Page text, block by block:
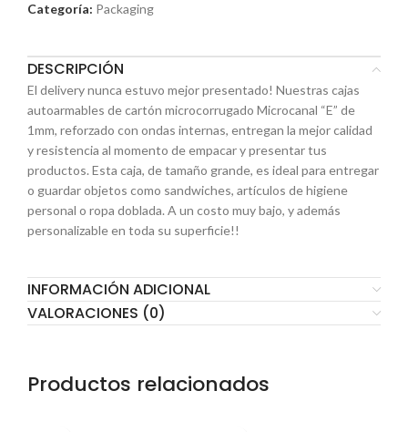
Categoría: Packaging
DESCRIPCIÓN
El delivery nunca estuvo mejor presentado! Nuestras cajas
autoarmables de cartón microcorrugado Microcanal “E” de
1mm, reforzado con ondas internas, entregan la mejor calidad
y resistencia al momento de empacar y presentar tus
productos. Esta caja, de tamaño grande, es ideal para entregar
o guardar objetos como sandwiches, artículos de higiene
personal o ropa doblada. A un costo muy bajo, y además
personalizable en toda su superficie!!
INFORMACIÓN ADICIONAL
VALORACIONES (0)
Productos relacionados